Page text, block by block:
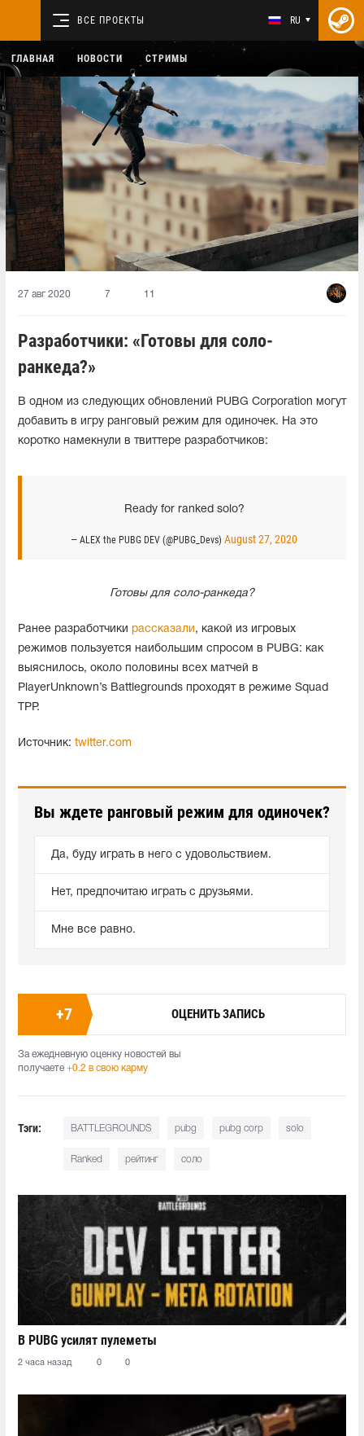
ВСЕ ПРОЕКТЫ RU
ГЛАВНАЯ НОВОСТИ СТРИМЫ
27 авг 2020 7 11
Разработчики: «Готовы для соло-
ранкеда?»
В одном из следующих обновлений PUBG Corporation могут
добавить в игру ранговый режим для одиночек. На это
коротко намекнули в твиттере разработчиков:
Ready for ranked solo?
— ALEX the PUBG DEV (@PUBG_Devs) August 27, 2020
Готовы для соло-ранкеда?
Ранее разработчики рассказали, какой из игровых
режимов пользуется наибольшим спросом в PUBG: как
выяснилось, около половины всех матчей в
PlayerUnknown’s Battlegrounds проходят в режиме Squad
TPP.
Источник: twitter.com
Вы ждете ранговый режим для одиночек?
Да, буду играть в него с удовольствием.
Нет, предпочитаю играть с друзьями.
Мне все равно.
+7 ОЦЕНИТЬ ЗАПИСЬ
За ежедневную оценку новостей вы
получаете +0.2 в свою карму
Тэги: BATTLEGROUNDS pubg pubg corp solo
Ranked рейтинг соло
В PUBG усилят пулеметы
2 часа назад 0 0